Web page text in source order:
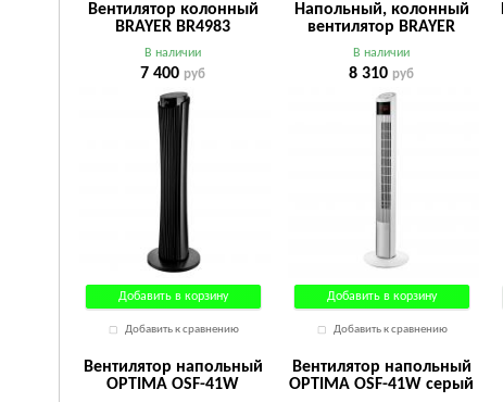
Вентилятор колонный
BRAYER BR4983
В наличии
7 400 руб
Добавить в корзину
Добавить к сравнению
Напольный, колонный
вентилятор BRAYER
BR4984
В наличии
8 310 руб
Добавить в корзину
Добавить к сравнению
Вентилятор напольный
OPTIMA OSF-41W
Вентилятор напольный
OPTIMA OSF-41W серый